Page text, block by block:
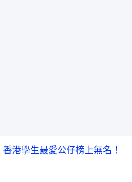
港學生最愛公仔榜上無名！